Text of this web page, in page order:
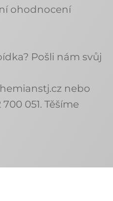
ohodnocení
Pošli nám svůj
nebo
051. Těšíme